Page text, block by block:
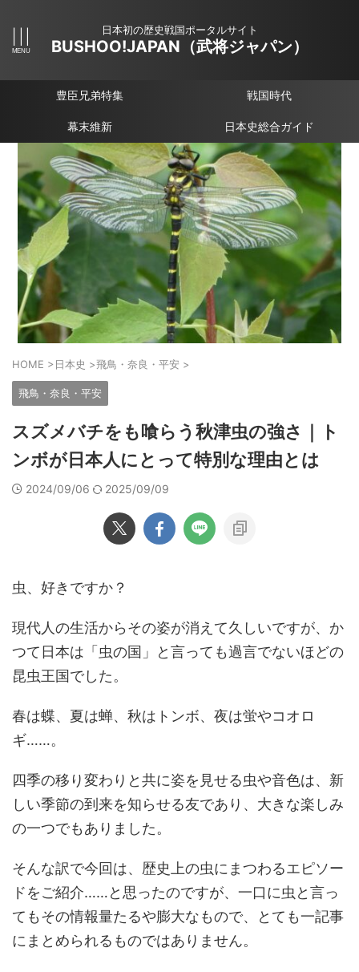
日本初の歴史戦国ポータルサイト
BUSHOO!JAPAN（武将ジャパン）
豊臣兄弟特集 戦国時代
幕末維新 日本史総合ガイド
HOME >日本史 >飛鳥・奈良・平安 >
飛鳥・奈良・平安
スズメバチをも喰らう秋津虫の強さ｜ト
ンボが日本人にとって特別な理由とは
2024/09/06 2025/09/09
虫、好きですか？
現代人の生活からその姿が消えて久しいですが、か
つて日本は「虫の国」と言っても過言でないほどの
昆虫王国でした。
春は蝶、夏は蝉、秋はトンボ、夜は蛍やコオロ
ギ……。
四季の移り変わりと共に姿を見せる虫や音色は、新
しい季節の到来を知らせる友であり、大きな楽しみ
の一つでもありました。
そんな訳で今回は、歴史上の虫にまつわるエピソー
ドをご紹介……と思ったのですが、一口に虫と言っ
てもその情報量たるや膨大なもので、とても一記事
にまとめられるものではありません。